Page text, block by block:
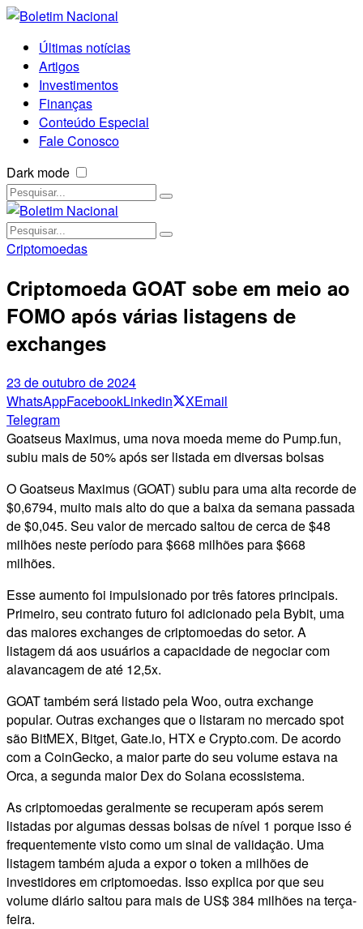
Últimas notícias
Artigos
Investimentos
Finanças
Conteúdo Especial
Fale Conosco
Dark mode
Criptomoedas
Criptomoeda GOAT sobe em meio ao
FOMO após várias listagens de
exchanges
23 de outubro de 2024
WhatsAppFacebookLinkedin XEmail
Telegram
Goatseus Maximus, uma nova moeda meme do Pump.fun,
subiu mais de 50% após ser listada em diversas bolsas
O Goatseus Maximus (GOAT) subiu para uma alta recorde de
$0,6794, muito mais alto do que a baixa da semana passada
de $0,045. Seu valor de mercado saltou de cerca de $48
milhões neste período para $668 milhões para $668
milhões.
Esse aumento foi impulsionado por três fatores principais.
Primeiro, seu contrato futuro foi adicionado pela Bybit, uma
das maiores exchanges de criptomoedas do setor. A
listagem dá aos usuários a capacidade de negociar com
alavancagem de até 12,5x.
GOAT também será listado pela Woo, outra exchange
popular. Outras exchanges que o listaram no mercado spot
são BitMEX, Bitget, Gate.io, HTX e Crypto.com. De acordo
com a CoinGecko, a maior parte do seu volume estava na
Orca, a segunda maior Dex do Solana ecossistema.
As criptomoedas geralmente se recuperam após serem
listadas por algumas dessas bolsas de nível 1 porque isso é
frequentemente visto como um sinal de validação. Uma
listagem também ajuda a expor o token a milhões de
investidores em criptomoedas. Isso explica por que seu
volume diário saltou para mais de US$ 384 milhões na terça-
feira.